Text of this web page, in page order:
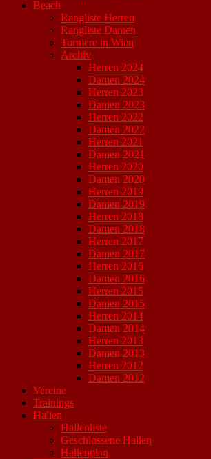
Beach
Rangliste Herren
Rangliste Damen
Turniere in Wien
Archiv
Herren 2024
Damen 2024
Herren 2023
Damen 2023
Herren 2022
Damen 2022
Herren 2021
Damen 2021
Herren 2020
Damen 2020
Herren 2019
Damen 2019
Herren 2018
Damen 2018
Herren 2017
Damen 2017
Herren 2016
Damen 2016
Herren 2015
Damen 2015
Herren 2014
Damen 2014
Herren 2013
Damen 2013
Herren 2012
Damen 2012
Vereine
Trainings
Hallen
Hallenliste
Geschlossene Hallen
Hallenplan